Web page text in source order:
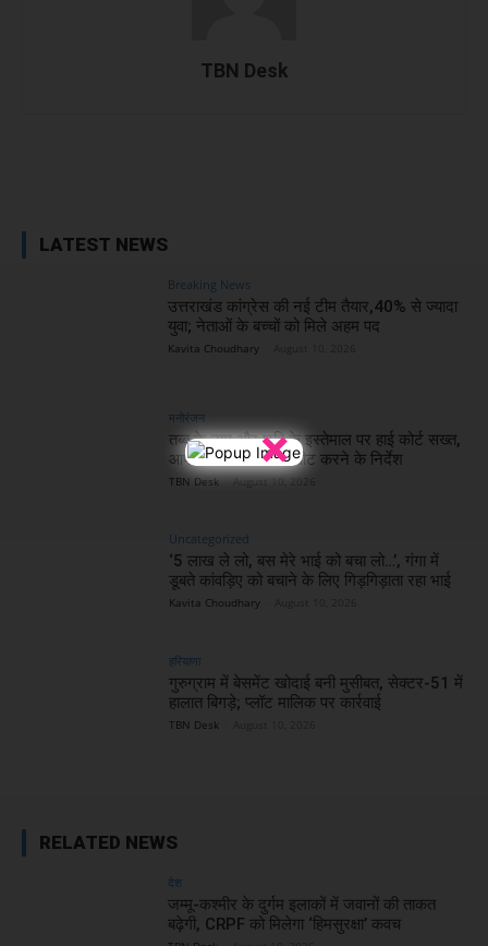
×
TBN Desk
LATEST NEWS
Breaking News
उत्तराखंड कांग्रेस की नई टीम तैयार,40% से ज्यादा
युवा; नेताओं के बच्चों को मिले अहम पद
Kavita Choudhary
मनोरंजन
तब्बू के नाम और छवि के इस्तेमाल पर हाई कोर्ट सख्त,
आपत्तिजनक कंटेंट डिलीट करने के निर्देश
TBN Desk - August 10, 2026
Uncategorized
‘5 लाख ले लो, बस मेरे भाई को बचा लो…’, गंगा में
डूबते कांवड़िए को बचाने के लिए गिड़गिड़ाता रहा भाई
Kavita Choudhary
हरियाणा
गुरुग्राम में बेसमेंट खोदाई बनी मुसीबत, सेक्टर-51 में
हालात बिगड़े; प्लॉट मालिक पर कार्रवाई
TBN Desk
RELATED NEWS
देश
जम्मू-कश्मीर के दुर्गम इलाकों में जवानों की ताकत
बढ़ेगी, CRPF को मिलेगा ‘हिमसुरक्षा’ कवच